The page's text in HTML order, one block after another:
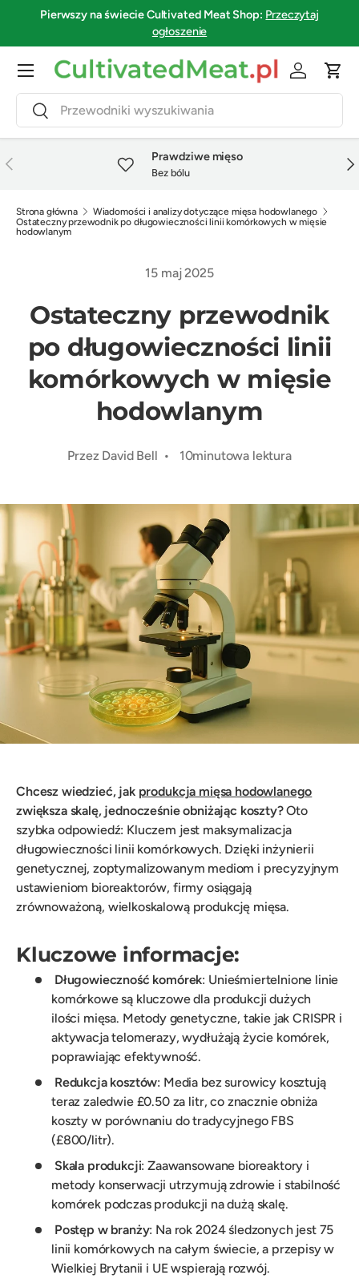
Pierwszy na świecieCultivated Meat Shop: Przeczytaj
ogłoszenie
SzukajSzukaj
Zaloguj się
Menu
Poprzedni Prawdziwe mięso
Bez bólu
Strona główna
Wiadomości i analizy dotyczące mięsa hodowlanego
Ostateczny przewodnik po długowieczności linii komórkowych w mięsie
hodowlanym
15 maj 2025
Ostateczny przewodnik
po długowieczności linii
komórkowych w mięsie
hodowlanym
Przez David Bell • 10minutowa lektura
Chcesz wiedzieć, jak produkcja mięsa hodowlanego
zwiększa skalę, jednocześnie obniżając koszty?Oto
szybka odpowiedź: Kluczem jest maksymalizacja
długowieczności linii komórkowych. Dzięki inżynierii
genetycznej, zoptymalizowanym mediom i precyzyjnym
ustawieniom bioreaktorów, firmy osiągają
zrównoważoną, wielkoskalową produkcję mięsa.
Kluczowe informacje:
Długowieczność komórek: Unieśmiertelnione linie
komórkowe są kluczowe dla produkcji dużych
ilości mięsa. Metody genetyczne, takie jak CRISPR i
aktywacja telomerazy, wydłużają życie komórek,
poprawiając efektywność.
Redukcja kosztów: Media bez surowicy kosztują
teraz zaledwie £0.50 za litr, co znacznie obniża
koszty w porównaniu do tradycyjnego FBS
(£800/litr).
Skala produkcji: Zaawansowane bioreaktory i
metody konserwacji utrzymują zdrowie i stabilność
komórek podczas produkcji na dużą skalę.
Postęp w branży: Na rok 2024 śledzonych jest 75
linii komórkowych na całym świecie, a przepisy w
Wielkiej Brytanii i UE wspierają rozwój.